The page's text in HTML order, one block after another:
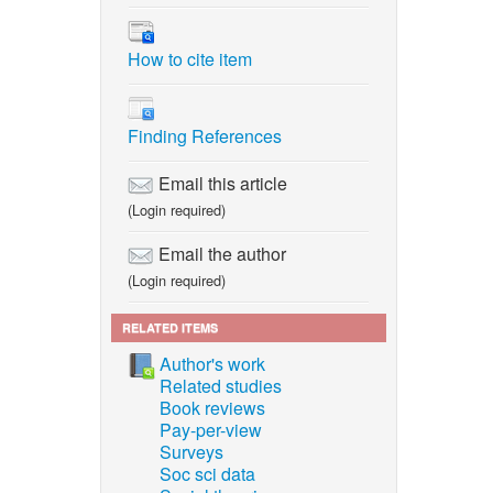
How to cite item
Finding References
Email this article
(Login required)
Email the author
(Login required)
RELATED ITEMS
Author's work
Related studies
Book reviews
Pay-per-view
Surveys
Soc sci data